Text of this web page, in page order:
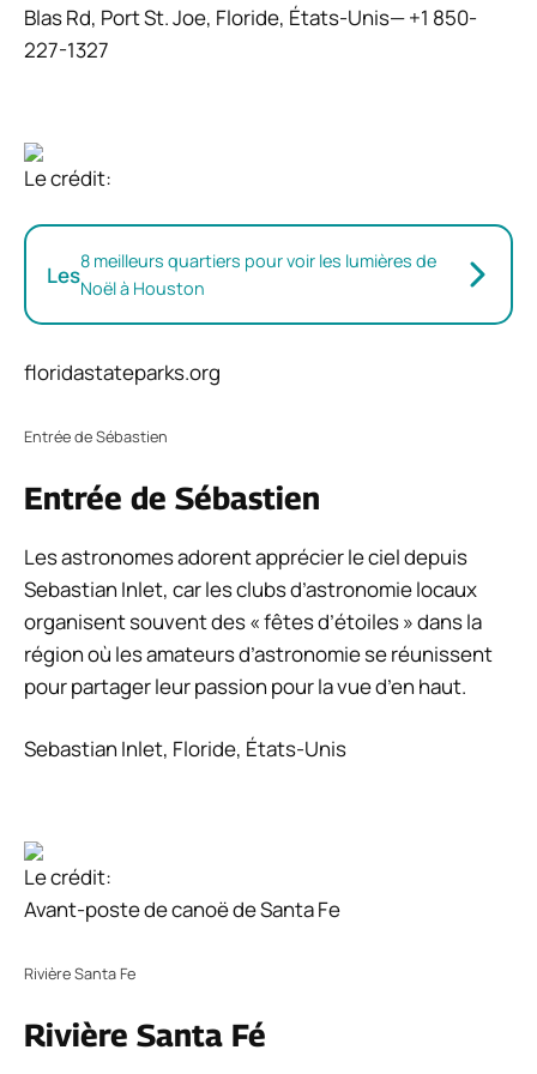
Blas Rd, Port St. Joe, Floride, États-Unis— +1 850-
227-1327
Le crédit:
Les8 meilleurs quartiers pour voir les lumières de
Noël à Houston
floridastateparks.org
Entrée de Sébastien
Entrée de Sébastien
Les astronomes adorent apprécier le ciel depuis
Sebastian Inlet, car les clubs d’astronomie locaux
organisent souvent des « fêtes d’étoiles » dans la
région où les amateurs d’astronomie se réunissent
pour partager leur passion pour la vue d’en haut.
Sebastian Inlet, Floride, États-Unis
Le crédit:
Avant-poste de canoë de Santa Fe
Rivière Santa Fe
Rivière Santa Fé